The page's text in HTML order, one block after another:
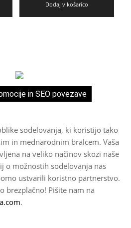
Dodaj v košarico
in SEO povezave
sodelovanja, ki koristijo tako
in mednarodnim bralcem. Vaša
na veliko načinov skozi naše
o možnostih sodelovanja nas
ustvarili koristno partnerstvo.
brezplačno! Pišite nam na
.